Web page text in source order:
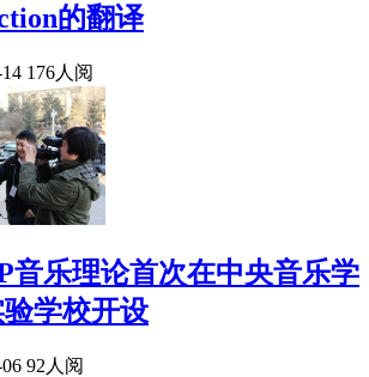
的翻译
176人阅
音乐理论首次在中央音乐学
学校开设
92人阅